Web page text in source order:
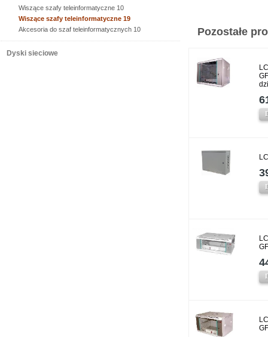
Wiszące szafy teleinformatyczne 10
Wiszące szafy teleinformatyczne 19
Akcesoria do szaf teleinformatycznych 10
Dyski sieciowe
Pozostałe